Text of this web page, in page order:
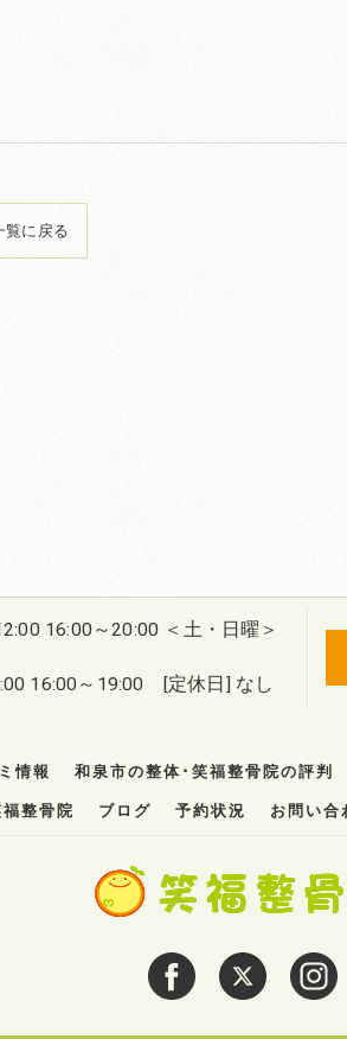
覧に戻る
16:00～20:00 ＜土・日曜＞
16:00～19:00 [定休日] なし
情報 和泉市の整体･笑福整骨院の評判
福整骨院 ブログ 予約状況 お問い合